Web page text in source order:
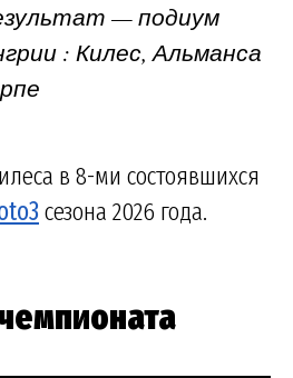
— подиум
: Килес, Альманса
в 8-ми состоявшихся
сезона 2026 года.